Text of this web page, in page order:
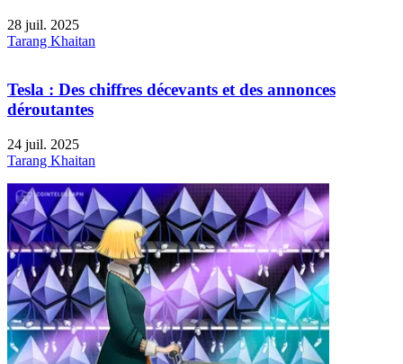
28 juil. 2025
Tarang Khaitan
Tesla : Des chiffres décevants et des annonces
déroutantes
24 juil. 2025
Tarang Khaitan